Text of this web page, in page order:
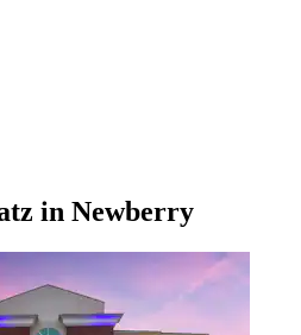
in Newberry